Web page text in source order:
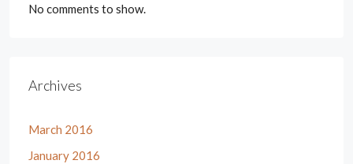
No comments to show.
Archives
March 2016
January 2016